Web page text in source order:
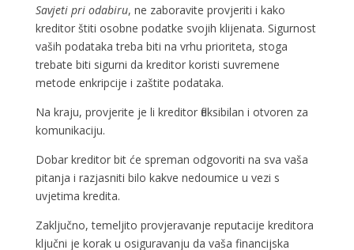
Savjeti pri odabiru, ne zaboravite provjeriti i kako
kreditor štiti osobne podatke svojih klijenata. Sigurnost
vaših podataka treba biti na vrhu prioriteta, stoga
trebate biti sigurni da kreditor koristi suvremene
metode enkripcije i zaštite podataka.
Na kraju, provjerite je li kreditor fleksibilan i otvoren za
komunikaciju.
Dobar kreditor bit će spreman odgovoriti na sva vaša
pitanja i razjasniti bilo kakve nedoumice u vezi s
uvjetima kredita.
Zaključno, temeljito provjeravanje reputacije kreditora
ključni je korak u osiguravanju da vaša financijska